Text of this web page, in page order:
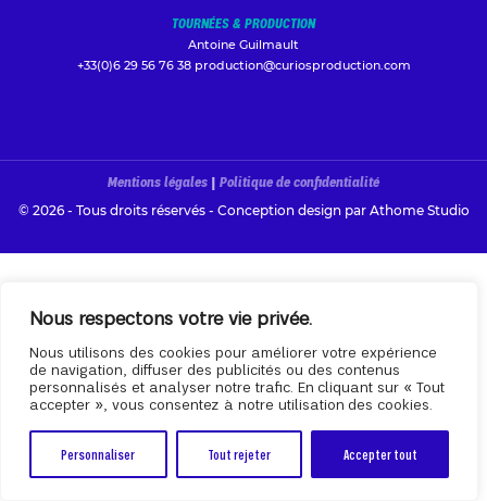
Nous respectons votre vie privée.
Nous utilisons des cookies pour améliorer votre expérience
de navigation, diffuser des publicités ou des contenus
personnalisés et analyser notre trafic. En cliquant sur « Tout
accepter », vous consentez à notre utilisation des cookies.
Personnaliser Tout rejeter Accepter tout
TOURNÉES & PRODUCTION
Antoine Guilmault
+33(0)6 29 56 76 38 production@curiosproduction.com
Mentions légales | Politique de confidentialité
© 2026 - Tous droits réservés - Conception design par Athome Studio